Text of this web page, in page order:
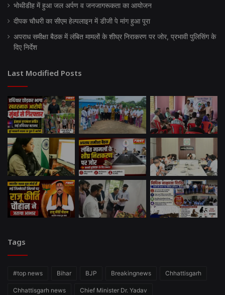
भोथीडीह में हुआ जल अर्पण व जनजागरूकता का आयोजन
दीपक चौधरी का सीएम हेल्पलाइन में डीजी पे मांग हुआ पूरा
अपराध समीक्षा बैठक में लंबित मामलों के शीघ्र निराकरण पर जोर, प्रभावी पुलिसिंग के
दिए निर्देश
Last Modified Posts
Tags
#top news Bihar BJP Breakingnews Chhattisgarh
Chhattisgarh news Chief Minister Dr. Yadav